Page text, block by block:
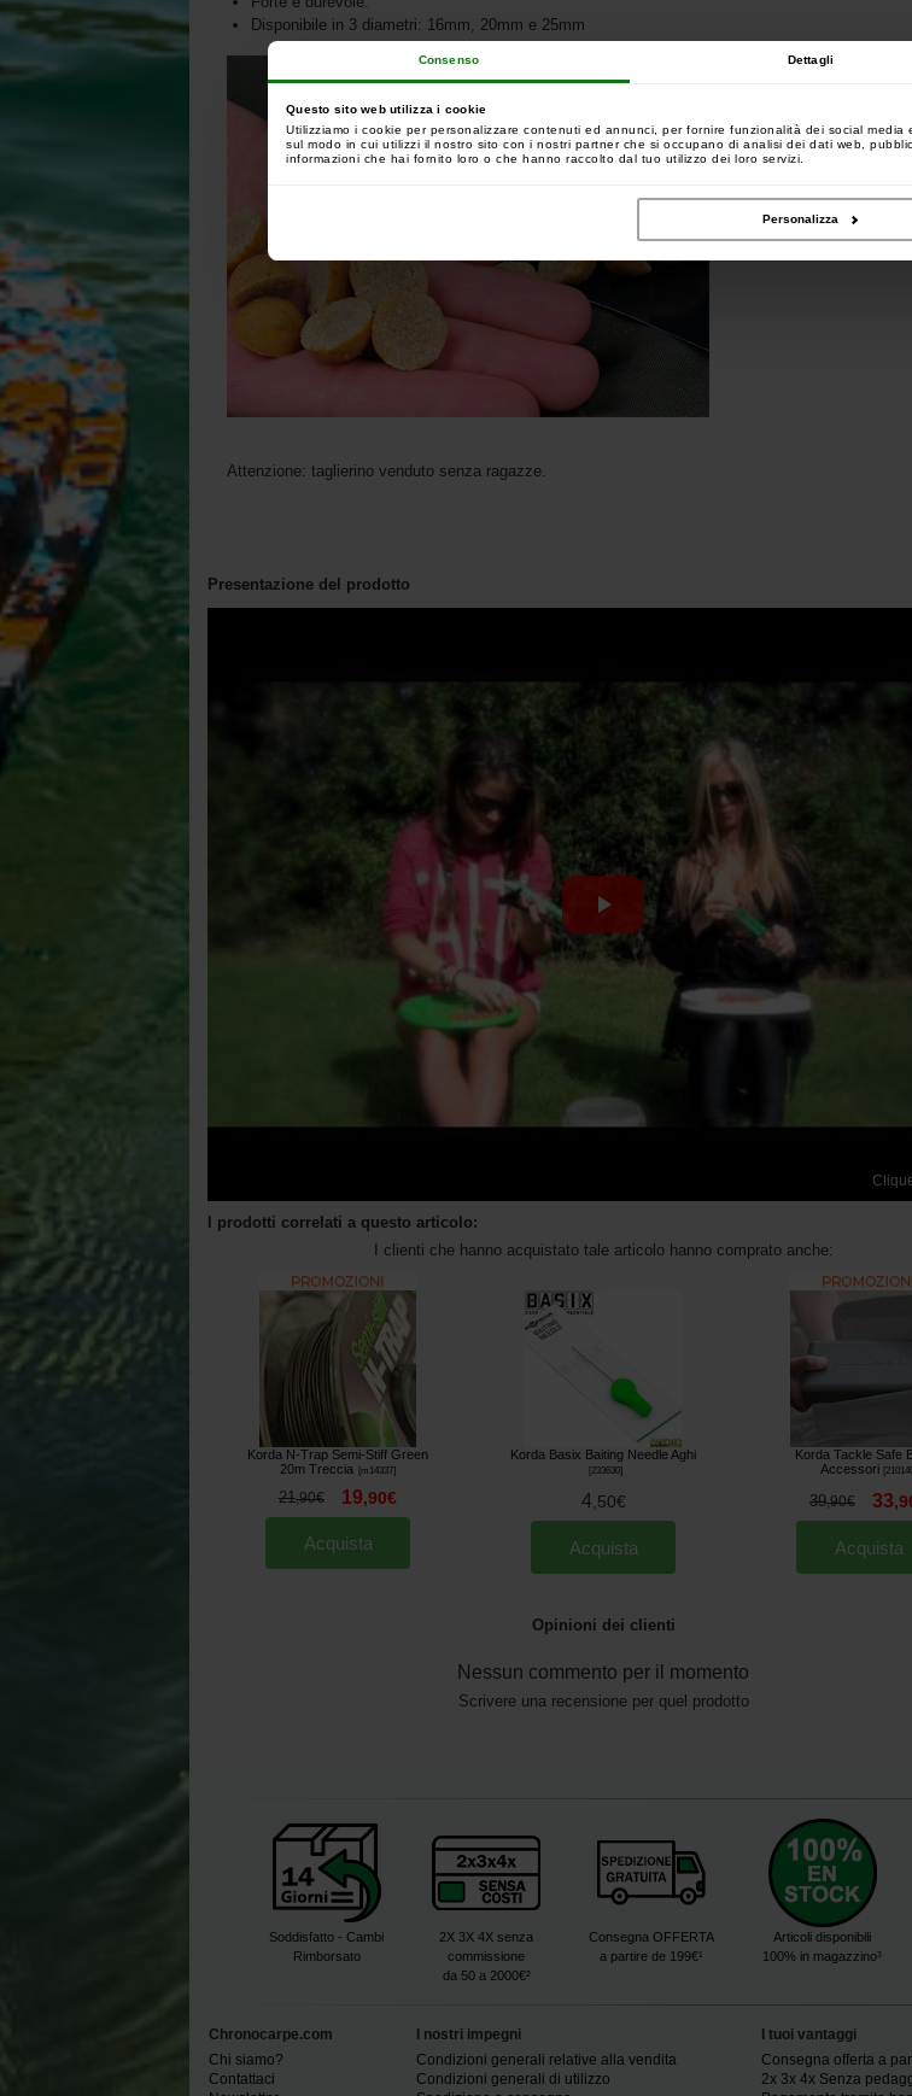
Consenso Dettagli
Questo sito web utilizza i cookie
Utilizziamo i cookie per personalizzare contenuti ed annunci, per fornire funzionalità dei social
sul modo in cui utilizzi il nostro sito con i nostri partner che si occupano di analisi dei dati web,
informazioni che hai fornito loro o che hanno raccolto dal tuo utilizzo dei loro servizi.
Personalizza
Disponibile in 3 diametri: 16mm, 20mm e 25mm
Attenzione: taglierino venduto senza ragazze.
Presentazione del prodotto
I prodotti correlati a questo articolo:
I clienti che hanno acquistato tale articolo hanno comprato anche:
Korda N-Trap Semi-Stiff Green
20m Treccia
m14337]
21,90€ 19,90€
Acquista
Korda Basix Baiting Needle Aghi
233630]
4,50€
Acquista
Korda Tackle Safe
Accessori [
39,90€ 33,
Acquista
Opinioni dei clienti
Nessun commento per il momento
Scrivere una recensione per quel prodotto
Soddisfatto - Cambi
Rimborsato
2X 3X 4X senza
commissione
da 50 a 2000€²
Consegna OFFERTA
a partire de 199€¹
Articoli disponibili
100% in magazzino³
Chronocarpe.com
Chi siamo?
Contattaci
I nostri impegni
Condizioni generali relative alla vendita
Condizioni generali di utilizzo
I tuoi vantaggi
Consegna offerta a
2x 3x 4x Senza